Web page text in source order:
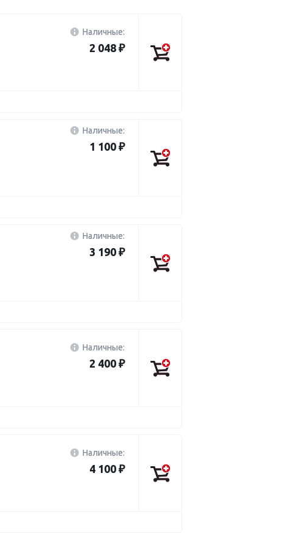
Наличные:
2 048 ₽
Наличные:
1 100 ₽
Наличные:
3 190 ₽
Наличные:
2 400 ₽
Наличные:
4 100 ₽